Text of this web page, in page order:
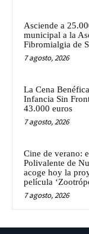
Asciende a
municipal a la
Fibromialgia de
7 agosto, 2026
La Cena
Infancia Sin
43.000 euros
7 agosto, 2026
Cine de verano:
Polivalente de
acoge hoy la
película
7 agosto, 2026